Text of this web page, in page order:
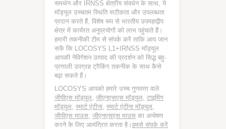
समर्थन और IRNSS क्षेत्रीय संवर्धन के साथ, ये
मॉड्यूल उच्चतम स्थिति सटीकता और उपलब्धता
प्रदान करते हैं, विशेष रूप से भारतीय उपमहाद्वीप
क्षेत्र में कार्यरत अनुप्रयोगों को लाभ पहुंचाते हैं।
हमारी तकनीकी टीम से संपर्क करें ताकि आप जान
सकें कि LOCOSYS L1+IRNSS मॉड्यूल
आपकी नेविगेशन उत्पाद की प्रदर्शन को सिद्ध बहु-
प्रणाली उपग्रह ट्रैकिंग तकनीक के साथ कैसे
बढ़ा सकते हैं।
LOCOSYS आपको हमारे उच्च गुणवत्ता वाले
जीपीएस मॉड्यूल, जीएनएसएस मॉड्यूल, टाइमिंग
मॉड्यूल, स्मार्ट एंटीना, स्मार्ट एंटीना मॉड्यूल,
जीपीएस माउस, जीएनएसएस माउस का अन्वेषण
करने के लिए आमंत्रित करता है। हमसे संपर्क करें